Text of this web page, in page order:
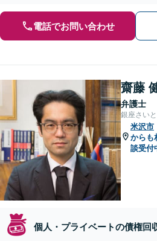
電話でお問い合わせ
齋藤
弁護士
銀座さい
米沢市
からも
談受付
個人・プライベートの債権回